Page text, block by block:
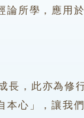
論所學，應用
，此亦為修
本心」，讓我